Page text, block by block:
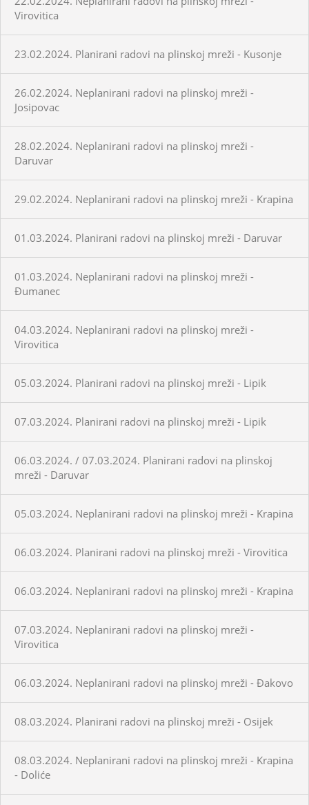
Virovitica
23.02.2024. Planirani radovi na plinskoj mreži - Kusonje
26.02.2024. Neplanirani radovi na plinskoj mreži -
Josipovac
28.02.2024. Neplanirani radovi na plinskoj mreži -
Daruvar
29.02.2024. Neplanirani radovi na plinskoj mreži - Krapina
01.03.2024. Planirani radovi na plinskoj mreži - Daruvar
01.03.2024. Neplanirani radovi na plinskoj mreži -
Đumanec
04.03.2024. Neplanirani radovi na plinskoj mreži -
Virovitica
05.03.2024. Planirani radovi na plinskoj mreži - Lipik
07.03.2024. Planirani radovi na plinskoj mreži - Lipik
06.03.2024. / 07.03.2024. Planirani radovi na plinskoj
mreži - Daruvar
05.03.2024. Neplanirani radovi na plinskoj mreži - Krapina
06.03.2024. Planirani radovi na plinskoj mreži - Virovitica
06.03.2024. Neplanirani radovi na plinskoj mreži - Krapina
07.03.2024. Neplanirani radovi na plinskoj mreži -
Virovitica
06.03.2024. Neplanirani radovi na plinskoj mreži - Đakovo
08.03.2024. Planirani radovi na plinskoj mreži - Osijek
08.03.2024. Neplanirani radovi na plinskoj mreži - Krapina
- Doliće